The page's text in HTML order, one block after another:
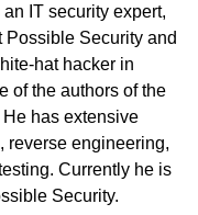
IT security expert,
Possible Security and
hat hacker in
of the authors of the
has extensive
reverse engineering,
Currently he is
Security.